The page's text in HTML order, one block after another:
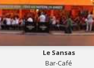
Le Sansas
Bar-Café